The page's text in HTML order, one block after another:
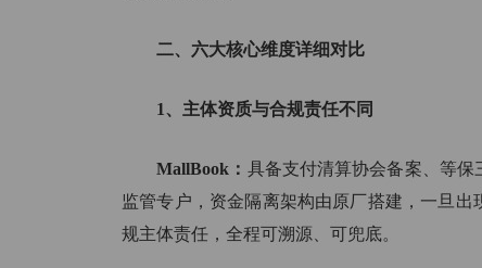
二、六大核心维度详细对比
1、主体资质与合规责任不同
MallBook： 具备支付清算协会备案、等
监管专户，资金隔离架构由原厂搭建，一旦
规主体责任，全程可溯源、可兜底。